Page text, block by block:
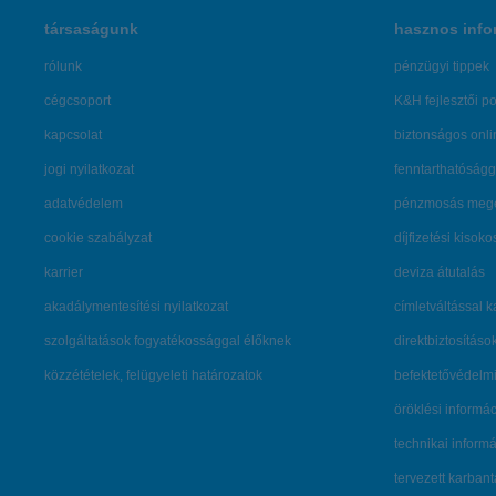
társaságunk
rólunk
cégcsoport
kapcsolat
jogi nyilatkozat
adatvédelem
cookie szabályzat
karrier
akadálymentesítési nyilatkozat
szolgáltatások fogyatékossággal élőknek
közzétételek, felügyeleti határozatok
hasznos
pénzügyi tippek
K&H fejlesztői
biztonságos
pénzmosás
díjfizetési
deviza átutalás
címletváltással
öröklési
technikai
tervezett